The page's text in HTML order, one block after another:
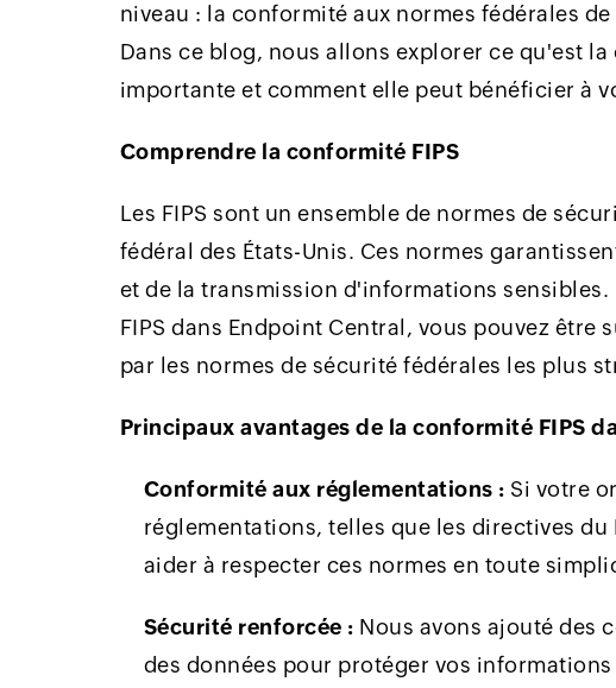
niveau : la conformité aux normes fédérales
Dans ce blog, nous allons explorer ce qu'est
importante et comment elle peut bénéficier à
Comprendre la conformité FIPS
Les FIPS sont un ensemble de normes de
fédéral des États-Unis. Ces normes
et de la transmission d'informations
FIPS dans Endpoint Central, vous pouvez être
par les normes de sécurité fédérales les plus
Principaux avantages de la conformité FIPS
Conformité aux réglementations : Si votre
réglementations, telles que les directives du
aider à respecter ces normes en toute
Sécurité renforcée : Nous avons ajouté des
des données pour protéger vos